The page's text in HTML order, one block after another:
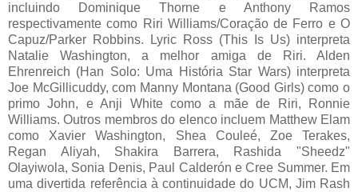
incluindo Dominique Thorne e Anthony Ramos
respectivamente como Riri Williams/Coração de Ferro e O
Capuz/Parker Robbins. Lyric Ross (This Is Us) interpreta
Natalie Washington, a melhor amiga de Riri. Alden
Ehrenreich (Han Solo: Uma História Star Wars) interpreta
Joe McGillicuddy, com Manny Montana (Good Girls) como o
primo John, e Anji White como a mãe de Riri, Ronnie
Williams. Outros membros do elenco incluem Matthew Elam
como Xavier Washington, Shea Couleé, Zoe Terakes,
Regan Aliyah, Shakira Barrera, Rashida "Sheedz"
Olayiwola, Sonia Denis, Paul Calderón e Cree Summer. Em
uma divertida referência à continuidade do UCM, Jim Rash